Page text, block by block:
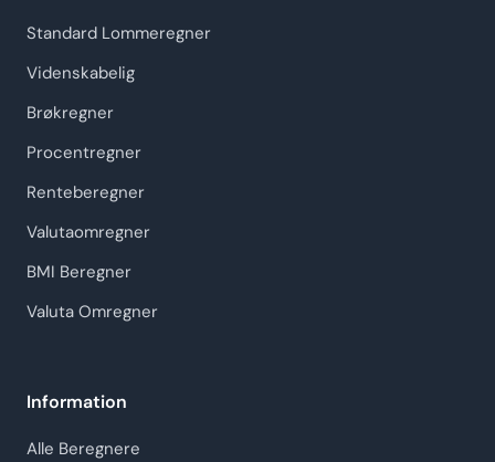
Standard Lommeregner
Videnskabelig
Brøkregner
Procentregner
Renteberegner
Valutaomregner
BMI Beregner
Valuta Omregner
Information
Alle Beregnere